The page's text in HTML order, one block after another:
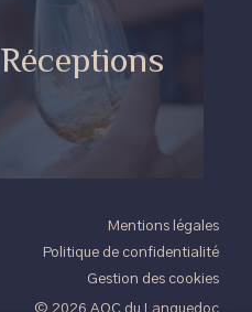
Réceptions
Mentions légales
Politique de confidentialité
Gestion des cookies
© 2026 AOC du Languedoc